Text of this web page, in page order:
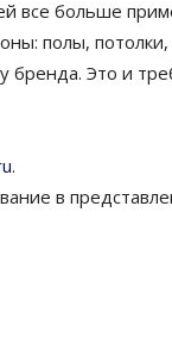
все больше
полы,
Это и
.
в